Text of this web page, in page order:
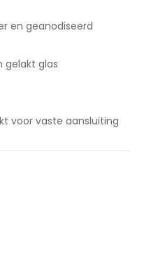
en geanodiseerd
gelakt glas
voor vaste aansluiting